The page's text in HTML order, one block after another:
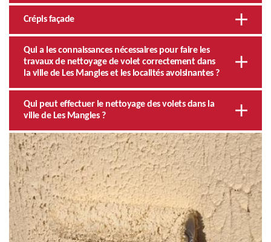
Crépis façade
Qui a les connaissances nécessaires pour faire les
travaux de nettoyage de volet correctement dans
la ville de Les Mangles et les localités avoisinantes ?
Qui peut effectuer le nettoyage des volets dans la
ville de Les Mangles ?